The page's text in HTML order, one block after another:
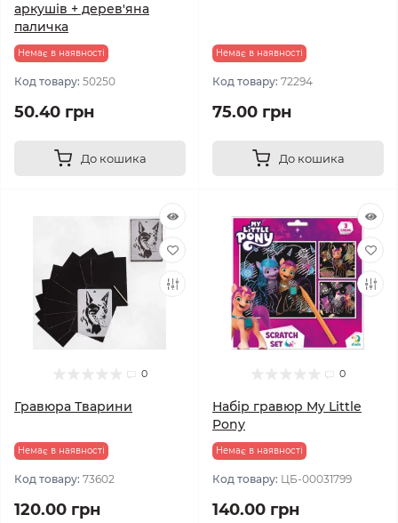
аркушів + дерев'яна
паличка
Немає в наявності
Код товару: 50250
50.40 грн
До кошика
Немає в наявності
Код товару: 72294
75.00 грн
До кошика
0
Гравюра Тварини
Немає в наявності
Код товару: 73602
120.00 грн
0
Набір гравюр My Little
Pony
Немає в наявності
Код товару: ЦБ-00031799
140.00 грн